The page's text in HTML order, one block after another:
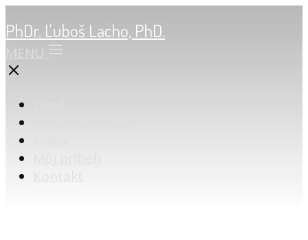
PhDr. Ľuboš Lacho, PhD.
MENU